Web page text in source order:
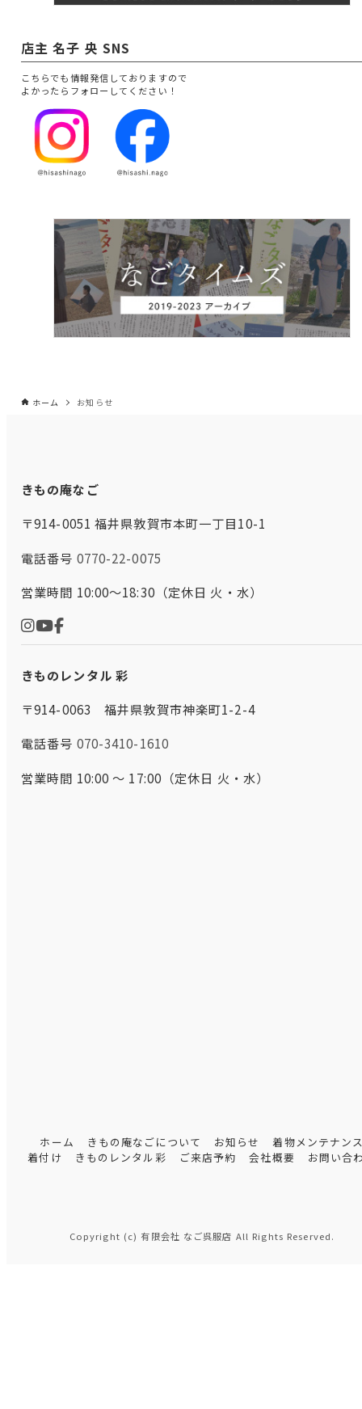
店主 名子 央 SNS
こちらでも情報発信しておりますので
よかったらフォローしてください！
ホーム お知らせ
きもの庵なご
〒914-0051 福井県敦賀市本町一丁目10-1
電話番号 0770-22-0075
営業時間 10:00～18:30（定休日 火・水）
きものレンタル 彩
〒914-0063 福井県敦賀市神楽町1-2-4
電話番号 070-3410-1610
営業時間 10:00 ～ 17:00（定休日 火・水）
ホーム きもの庵なごについて お知らせ
着物メンテナン
着付け
きものレンタル彩 ご来店予約 会社概要 お問い合
Copyright (c) 有限会社 なご呉服店 All Rights Reserved.